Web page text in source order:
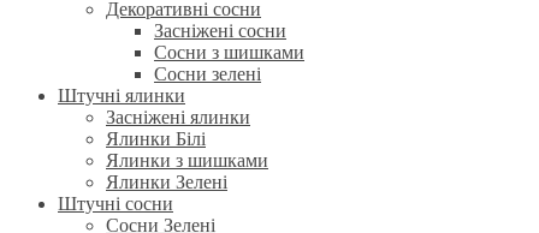
Декоративні сосни
Засніжені сосни
Сосни з шишками
Сосни зелені
Штучні ялинки
Засніжені ялинки
Ялинки Білі
Ялинки з шишками
Ялинки Зелені
Штучні сосни
Сосни Зелені